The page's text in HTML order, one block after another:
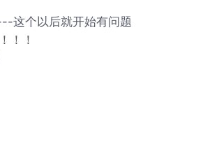
个以后就开始有问题
！！